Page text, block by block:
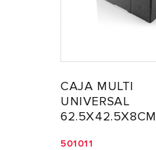
CAJA MULTI
UNIVERSAL
62.5X42.5X8CM
501011